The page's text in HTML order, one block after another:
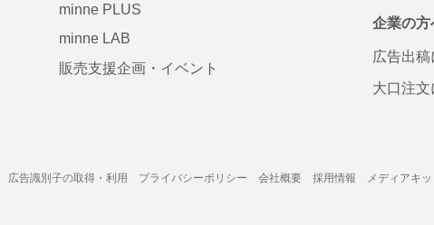
minne PLUS
minne LAB
販売支援企画・イベント
企業の方
広告出稿
大口注文
広告識別子の取得・利用 プライバシーポリシー 会社概要 採用情報 メディアキッ